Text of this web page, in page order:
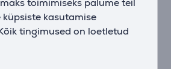
kasutamise
tingimused on loetletud